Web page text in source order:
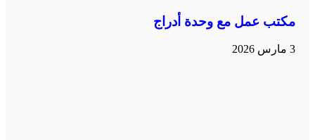
مكتب عمل مع وحدة أدراج
3 مارس 2026